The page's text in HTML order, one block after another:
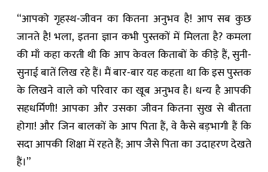
“आपको गृहस्थ-जीवन का कितना अनुभव है! आप सब कुछ
जानते है! भला, इतना ज्ञान कभी पुस्तकों में मिलता है? कमला
की माँ कहा करती थी कि आप केवल किताबों के कीड़े हैं, सुनी-
सुनाई बातें लिख रहे हैं। मैं बार-बार यह कहता था कि इस पुस्तक
के लिखने वाले को परिवार का खूब अनुभव है। धन्य है आपकी
सहधर्मिणी! आपका और उसका जीवन कितना सुख से बीतता
होगा! और जिन बालकों के आप पिता हैं, वे कैसे बड़भागी हैं कि
सदा आपकी शिक्षा में रहते हैं; आप जैसे पिता का उदाहरण देखते
हैं।”